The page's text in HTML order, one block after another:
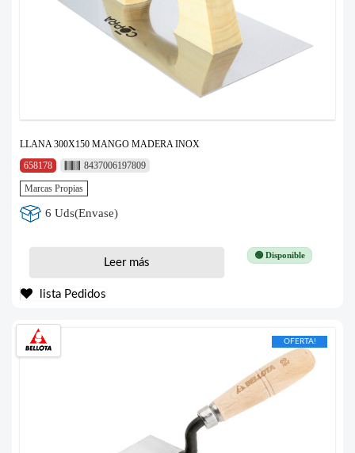
LLANA 300X150 MANGO MADERA INOX
658178
8437006197809
Marcas Propias
6 Uds(Envase)
🟢 Disponible
Leer más
lista Pedidos
OFERTA!